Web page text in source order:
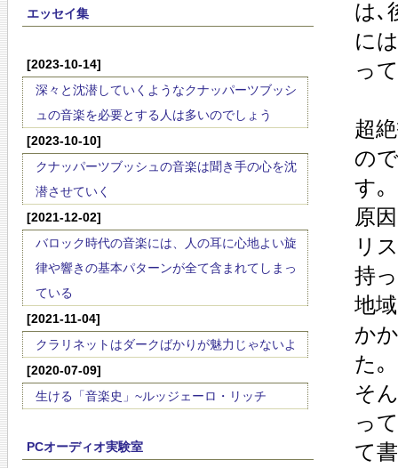
エッセイ集
[2023-10-14]
深々と沈潜していくようなクナッパーツブッシ
ュの音楽を必要とする人は多いのでしょう
[2023-10-10]
クナッパーツブッシュの音楽は聞き手の心を沈
潜させていく
[2021-12-02]
バロック時代の音楽には、人の耳に心地よい旋
律や響きの基本パターンが全て含まれてしまっ
ている
[2021-11-04]
クラリネットはダークばかりが魅力じゃないよ
[2020-07-09]
生ける「音楽史」~ルッジェーロ・リッチ
PCオーディオ実験室
は､
に
っ
超
の
す｡
原
リ
持
地
か
た｡
そ
っ
て